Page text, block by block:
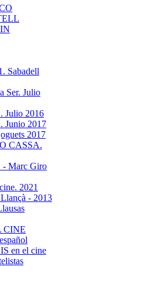
Sabadell
Ser. Julio
Julio 2016
Junio 2017
2017
CASSA.
Marc Giro
2021
- 2013
CINE
en el cine